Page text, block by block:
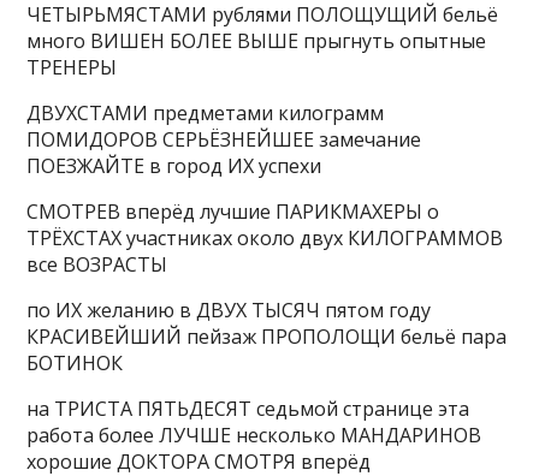
ЧЕТЫРЬМЯСТАМИ рублями ПОЛОЩУЩИЙ бельё
много ВИШЕН БОЛЕЕ ВЫШЕ прыгнуть опытные
ТРЕНЕРЫ
ДВУХСТАМИ предметами килограмм
ПОМИДОРОВ СЕРЬЁЗНЕЙШЕЕ замечание
ПОЕЗЖАЙТЕ в город ИХ успехи
СМОТРЕВ вперёд лучшие ПАРИКМАХЕРЫ о
ТРЁХСТАХ участниках около двух КИЛОГРАММОВ
все ВОЗРАСТЫ
по ИХ желанию в ДВУХ ТЫСЯЧ пятом году
КРАСИВЕЙШИЙ пейзаж ПРОПОЛОЩИ бельё пара
БОТИНОК
на ТРИСТА ПЯТЬДЕСЯТ седьмой странице эта
работа более ЛУЧШЕ несколько МАНДАРИНОВ
хорошие ДОКТОРА СМОТРЯ вперёд